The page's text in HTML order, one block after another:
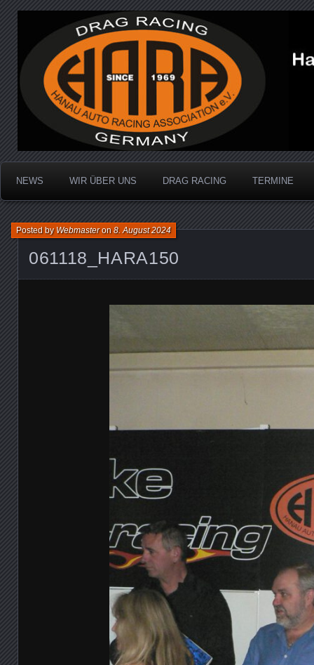
Hanau Auto Racing
Dragracing auf der 1/4 Meile
NEWS WIR ÜBER UNS DRAG RACING TERMINE
061118_HARA150
Posted byWebmasteron8. August 2024